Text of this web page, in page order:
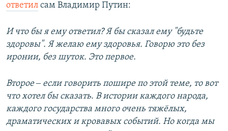
ответил сам Владимир Путин:
И что бы я ему ответил? Я бы сказал ему "будьте
здоровы". Я желаю ему здоровья. Говорю это без
иронии, без шуток. Это первое.
Второе ‒ если говорить пошире по этой теме, то вот
что хотел бы сказать. В истории каждого народа,
каждого государства много очень тяжёлых,
драматических и кровавых событий. Но когда мы